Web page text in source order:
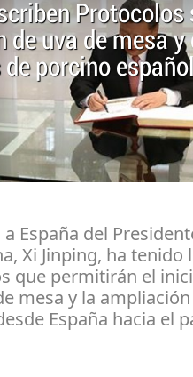
uva de mesa y
porcino
España del
Xi Jinping, ha tenido
que permitirán el
mesa y la
España hacia el